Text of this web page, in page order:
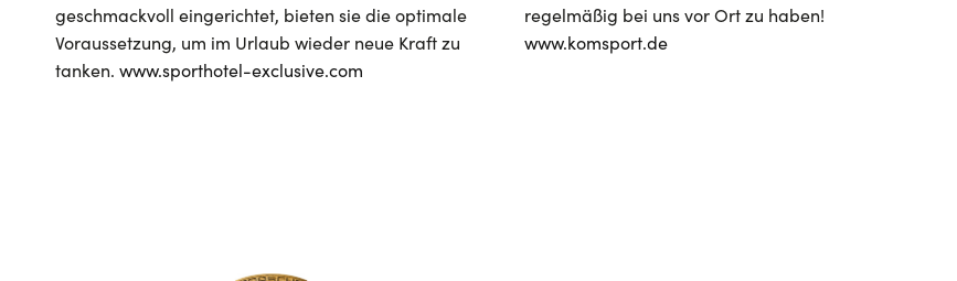
geschmackvoll eingerichtet, bieten sie die optimale
Voraussetzung, um im Urlaub wieder neue Kraft zu
tanken. www.sporthotel-exclusive.com
regelmäßig bei uns vor Ort zu haben!
www.komsport.de